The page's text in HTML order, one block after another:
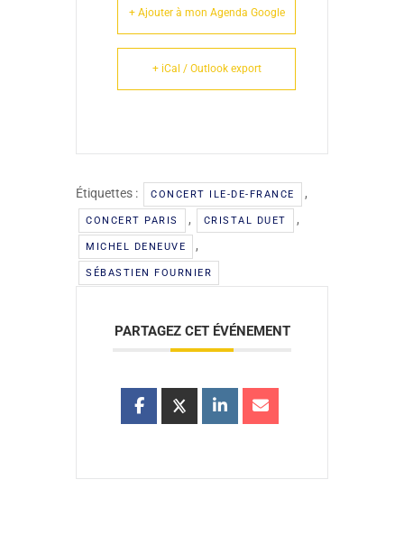
+ Ajouter à mon Agenda Google
+ iCal / Outlook export
Étiquettes : CONCERT ILE-DE-FRANCE ,
CONCERT PARIS , CRISTAL DUET ,
MICHEL DENEUVE ,
SÉBASTIEN FOURNIER
PARTAGEZ CET ÉVÉNEMENT